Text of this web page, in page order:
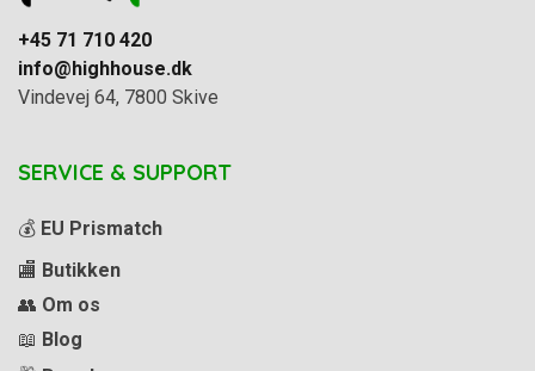
+45 71 710 420
info@highhouse.dk
Vindevej 64, 7800 Skive
SERVICE & SUPPORT
💰 EU Prismatch
🏬 Butikken
👥 Om os
📖 Blog